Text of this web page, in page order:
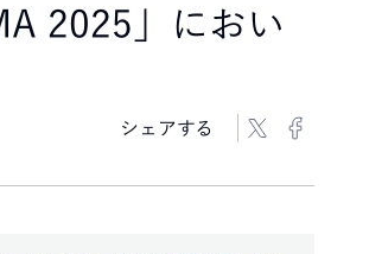
2025」におい
シェアする